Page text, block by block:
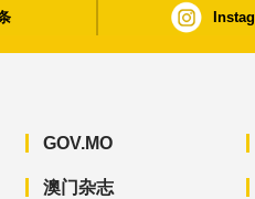
GOV.MO
澳门杂志